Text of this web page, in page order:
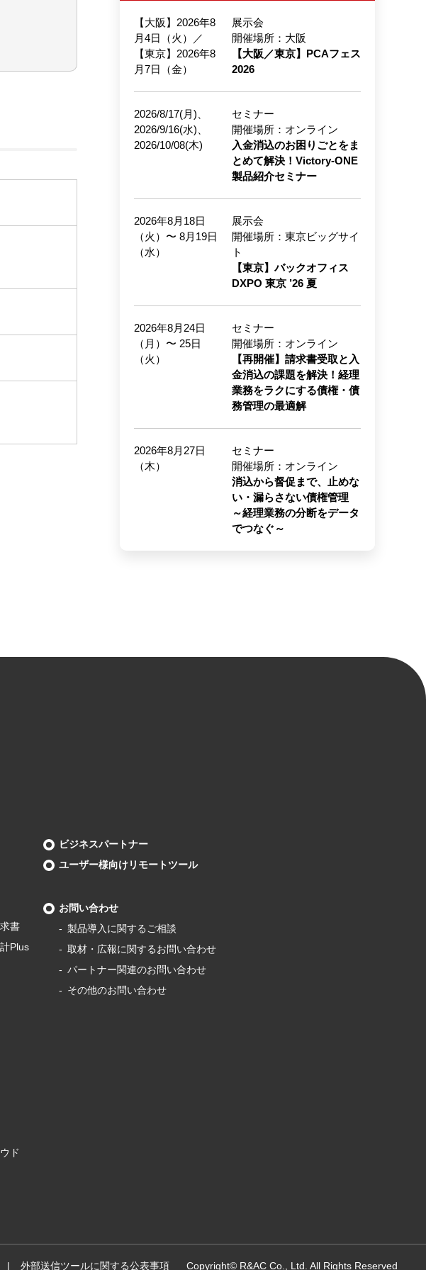
【大阪】2026年8
月4日（火）／
【東京】2026年8
月7日（金）
展示会
開催場所：大阪
【大阪／東京】PCAフェス
2026
2026/8/17(月)、
2026/9/16(水)、
2026/10/08(木)
セミナー
開催場所：オンライン
入金消込のお困りごとをま
とめて解決！Victory-ONE
製品紹介セミナー
2026年8月18日
（火）〜 8月19日
（水）
展示会
開催場所：東京ビッグサイ
ト
【東京】バックオフィス
DXPO 東京 ’26 夏
2026年8月24日
（月）〜 25日
（火）
セミナー
開催場所：オンライン
【再開催】請求書受取と入
金消込の課題を解決！経理
業務をラクにする債権・債
務管理の最適解
2026年8月27日
（木）
セミナー
開催場所：オンライン
消込から督促まで、止めな
い・漏らさない債権管理
～経理業務の分断をデータ
でつなぐ～
書
Plus
ド
ビジネスパートナー
ユーザー様向けリモートツール
お問い合わせ
製品導⼊に関するご相談
取材・広報に関するお問い合わせ
パートナー関連のお問い合わせ
その他のお問い合わせ
外部送信ツールに関する公表事項 Copyright© R&AC Co., Ltd. All Rights Reserved